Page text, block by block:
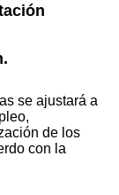
se ajustará a
de los
con la